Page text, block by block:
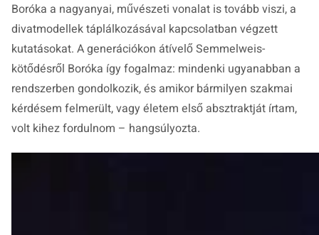
Boróka a nagyanyai, művészeti vonalat is tovább viszi, a
divatmodellek táplálkozásával kapcsolatban végzett
kutatásokat. A generációkon átívelő Semmelweis-
kötődésről Boróka így fogalmaz: mindenki ugyanabban a
rendszerben gondolkozik, és amikor bármilyen szakmai
kérdésem felmerült, vagy életem első absztraktját írtam,
volt kihez fordulnom – hangsúlyozta.